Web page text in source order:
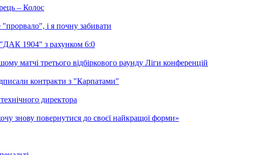
– Колос
і я почну забивати
1904" з рахунком 6:0
матчі третього відбіркового раунду Ліги конференцій
контракти з "Карпатами"
директора
знову повернутися до своєї найкращої форми»